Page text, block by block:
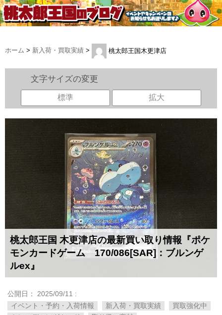
ホーム > 新入荷・買取実績 > 桃太郎王国木更津店
文字サイズの変更
標準 拡大
桃太郎王国 木更津店の最新買い取り情報『ポケ
モンカードゲーム 170/086[SAR]：ブルンゲ
ルex』
公開日： 2025/09/11 :
イベント・予約・入荷情報
新入荷・買取実績
買取強化中